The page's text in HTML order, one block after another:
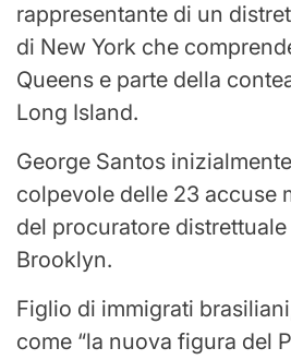
rappresentante di un
di New York che
Queens e parte della
Long Island.
George Santos
colpevole delle 23 accuse
del procuratore
Brooklyn.
Figlio di immigrati
come “la nuova figura del